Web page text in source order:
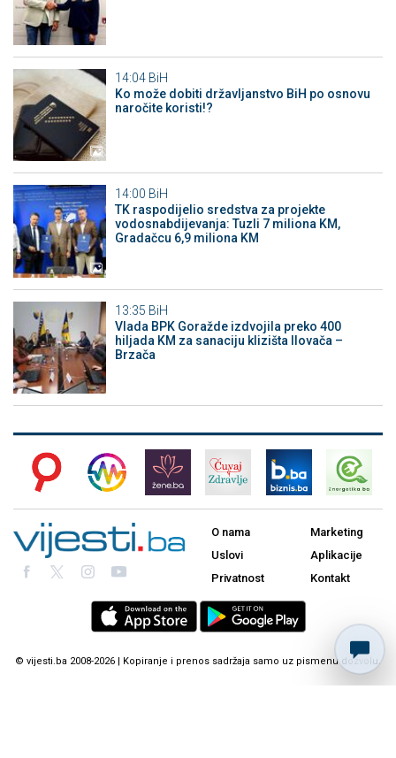
14:04 BiH
Ko može dobiti državljanstvo BiH po osnovu
naročite koristi!?
14:00 BiH
TK raspodijelio sredstva za projekte
vodosnabdijevanja: Tuzli 7 miliona KM,
Gradačcu 6,9 miliona KM
13:35 BiH
Vlada BPK Goražde izdvojila preko 400
hiljada KM za sanaciju klizišta Ilovača –
Brzača
O nama
Uslovi
Privatnost
Marketing
Aplikacije
Kontakt
© vijesti.ba 2008-2026 | Kopiranje i prenos sadržaja samo uz pismenu dozvolu.